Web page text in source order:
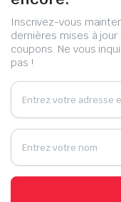
Inscrivez-vous
dernières mises à
coupons. Ne vous
pas !